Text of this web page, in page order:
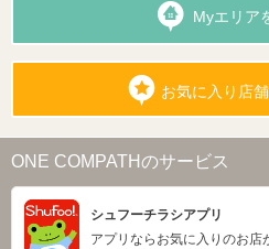
Myエリア
お気に入り店
ONE COMPATHのサービス
シュフーチラシアプリ
アプリならお気に入りのお店